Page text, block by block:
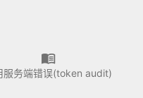
服务端错误(token audit)